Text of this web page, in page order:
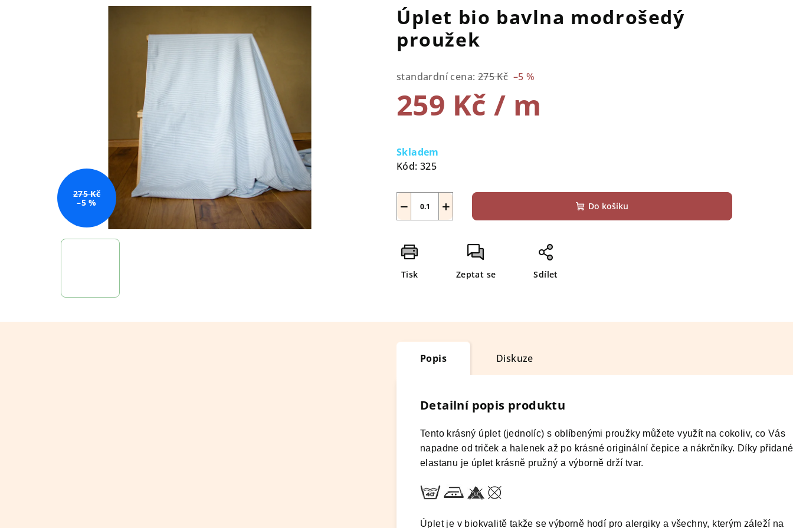
Úplet bio bavlna modrošedý
proužek
standardní cena: 275 Kč –5 %
259 Kč / m
cena:
Skladem
Kód: 325
+
− Do košíku
Tisk Zeptat se Sdílet
275 Kč
–5 %
Popis Diskuze
Detailní popis produktu
Tento krásný úplet (jednolíc) s oblíbenými proužky můžete využít na cokoliv, co Vás
napadne od triček a halenek až po krásné originální čepice a nákrčníky. Díky
elastanu je úplet krásně pružný a výborně drží tvar.
Úplet je v biokvalitě takže se výborně hodí pro alergiky a všechny, kterým záleží na